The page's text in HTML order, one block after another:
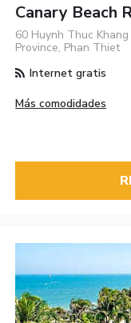
Canary Beach
60 Huynh Thuc
Province, Phan Thiet
Internet gratis
Más comodidades